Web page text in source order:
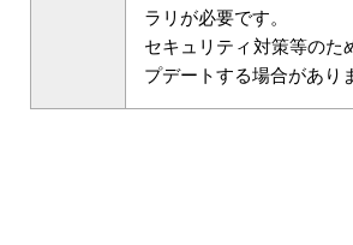
ラリが必要です。
セキュリティ対策等のた
プデートする場合があり